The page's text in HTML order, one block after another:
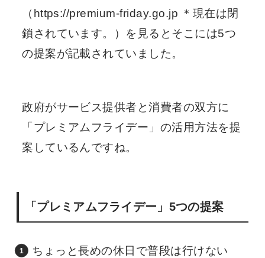
（https://premium-friday.go.jp ＊現在は閉
鎖されています。）を見るとそこには5つ
の提案が記載されていました。
政府がサービス提供者と消費者の双方に
「プレミアムフライデー」の活用方法を提
案しているんですね。
「プレミアムフライデー」5つの提案
ちょっと長めの休日で普段は行けない